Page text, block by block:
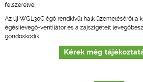
felszerelve.
Az új WGL30C égő rendkívül halk üzemeléséről a
égésilevegő-ventilátor és a zajszigetelt
gondoskodik.
Kérek még